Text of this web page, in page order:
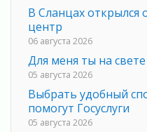
В Сланцах
центр
06 августа 2026
Для меня ты на
05 августа 2026
Выбрать удобный
помогут Госуслуги
05 августа 2026